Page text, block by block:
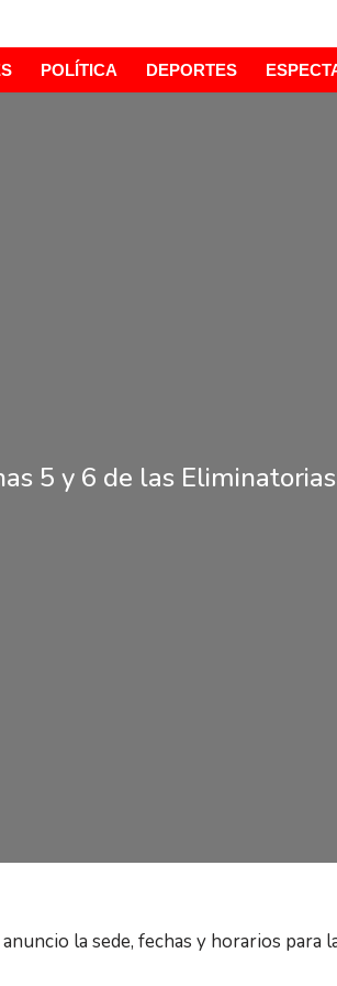
POLÍTICA DEPORTES
5 y 6 de las
la sede, fechas y horarios para